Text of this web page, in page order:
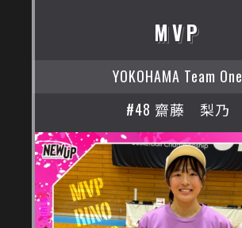
MVP
YOKOHAMA Team One
#48 齋藤 梨乃